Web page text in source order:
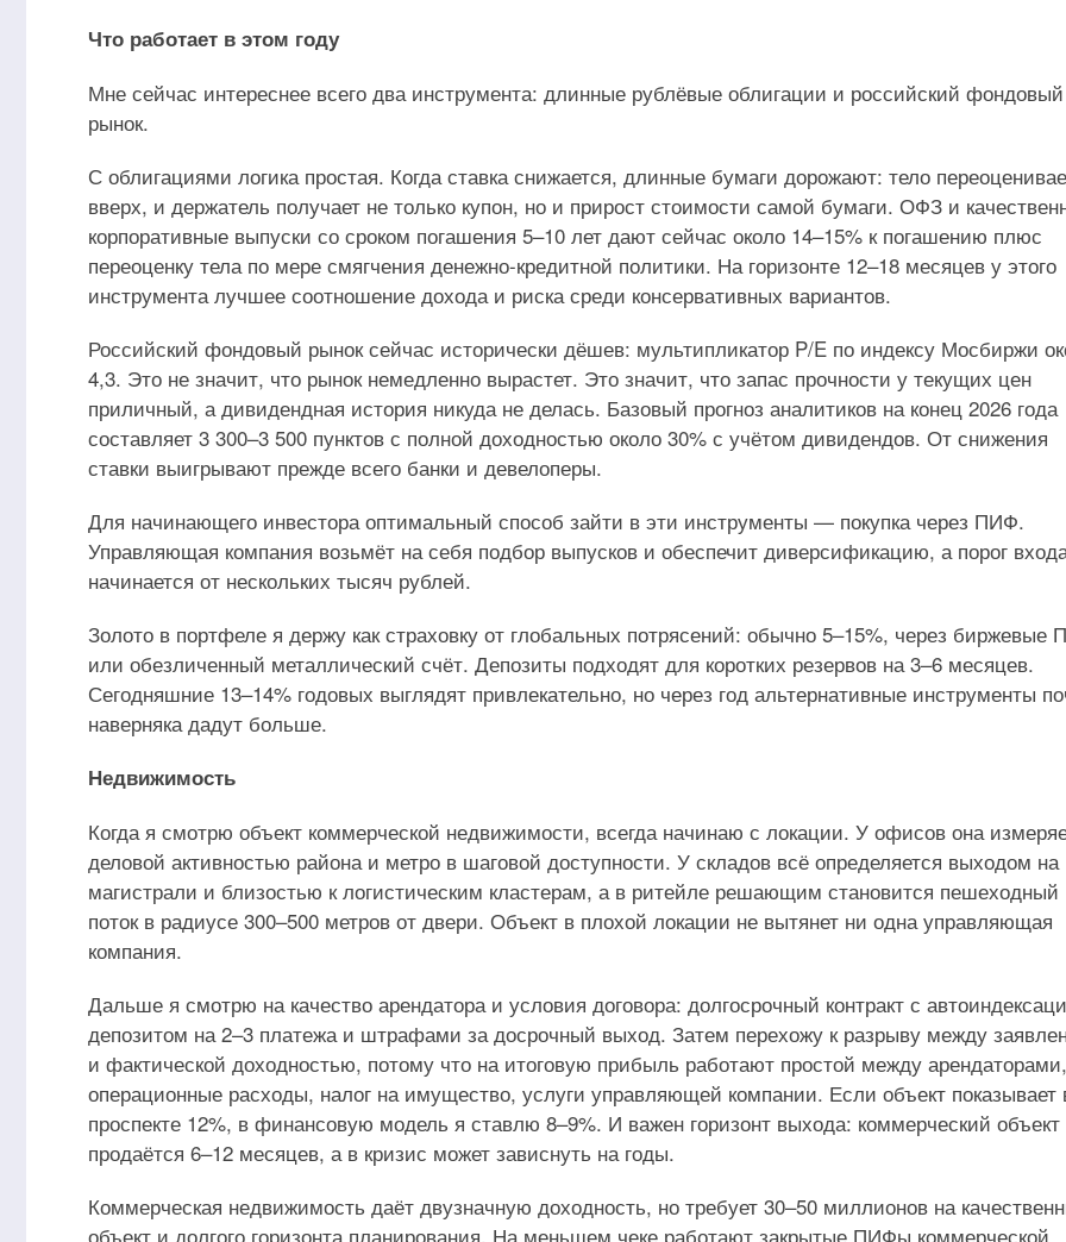
Что работает в этом году
Мне сейчас интереснее всего два инструмента: длинные рублёвые облигации и российский фондовый
рынок.
С облигациями логика простая. Когда ставка снижается, длинные бумаги дорожают: тело
вверх, и держатель получает не только купон, но и прирост стоимости самой бумаги. ОФЗ и
корпоративные выпуски со сроком погашения 5–10 лет дают сейчас около 14–15% к погашению плюс
переоценку тела по мере смягчения денежно-кредитной политики. На горизонте 12–18 месяцев у этого
инструмента лучшее соотношение дохода и риска среди консервативных вариантов.
Российский фондовый рынок сейчас исторически дёшев: мультипликатор P/E по индексу Мосбиржи
4,3. Это не значит, что рынок немедленно вырастет. Это значит, что запас прочности у текущих цен
приличный, а дивидендная история никуда не делась. Базовый прогноз аналитиков на конец 2026 года
составляет 3 300–3 500 пунктов с полной доходностью около 30% с учётом дивидендов. От снижения
ставки выигрывают прежде всего банки и девелоперы.
Для начинающего инвестора оптимальный способ зайти в эти инструменты — покупка через ПИФ.
Управляющая компания возьмёт на себя подбор выпусков и обеспечит диверсификацию, а порог
начинается от нескольких тысяч рублей.
Золото в портфеле я держу как страховку от глобальных потрясений: обычно 5–15%, через биржевые
или обезличенный металлический счёт. Депозиты подходят для коротких резервов на 3–6 месяцев.
Сегодняшние 13–14% годовых выглядят привлекательно, но через год альтернативные инструменты
наверняка дадут больше.
Недвижимость
Когда я смотрю объект коммерческой недвижимости, всегда начинаю с локации. У офисов она
деловой активностью района и метро в шаговой доступности. У складов всё определяется выходом на
магистрали и близостью к логистическим кластерам, а в ритейле решающим становится пешеходный
поток в радиусе 300–500 метров от двери. Объект в плохой локации не вытянет ни одна управляющая
компания.
Дальше я смотрю на качество арендатора и условия договора: долгосрочный контракт с
депозитом на 2–3 платежа и штрафами за досрочный выход. Затем перехожу к разрыву между
и фактической доходностью, потому что на итоговую прибыль работают простой между арендаторами,
операционные расходы, налог на имущество, услуги управляющей компании. Если объект показывает
проспекте 12%, в финансовую модель я ставлю 8–9%. И важен горизонт выхода: коммерческий объект
продаётся 6–12 месяцев, а в кризис может зависнуть на годы.
Коммерческая недвижимость даёт двузначную доходность, но требует 30–50 миллионов на
объект и долгого горизонта планирования. На меньшем чеке работают закрытые ПИФы коммерческой